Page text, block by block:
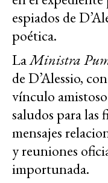
espiados de
poética.
LaMinistra
de D’Alessio,
vínculo
saludos para las
mensajes
y reuniones
importunada.